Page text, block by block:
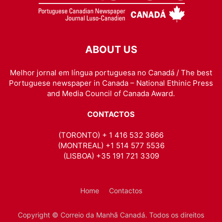
ABOUT US
Melhor jornal em língua portuguesa no Canadá / The best
Portuguese newspaper in Canada – National Ethinic Press
and Media Council of Canada Award.
CONTACTOS
(TORONTO) + 1 416 532 3666
(MONTREAL) +1 514 577 5536
(LISBOA) +35 191 721 3309
Home Contactos
Copyright © Correio da Manhã Canadá. Todos os direitos